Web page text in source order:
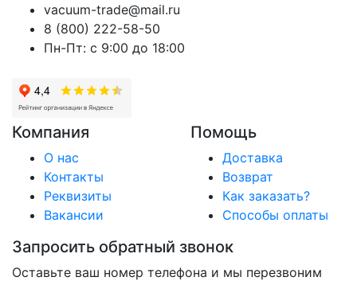
vacuum-trade@mail.ru
8 (800) 222-58-50
Пн-Пт: с 9:00 до 18:00
Компания
О нас
Контакты
Реквизиты
Вакансии
Помощь
Доставка
Возврат
Как заказать?
Способы оплаты
Запросить обратный звонок
Оставьте ваш номер телефона и мы перезвоним